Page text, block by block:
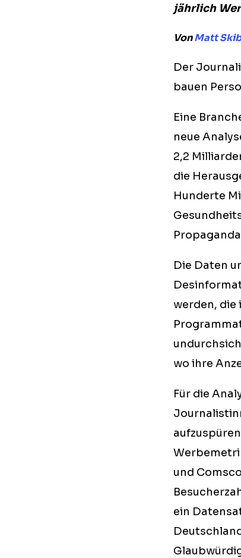
jährlich
VonMatt
Der
bauen
Eine
neue
2,2
die
Hunderte
Die Daten
werden, die
wo ihre
Für die
und
ein